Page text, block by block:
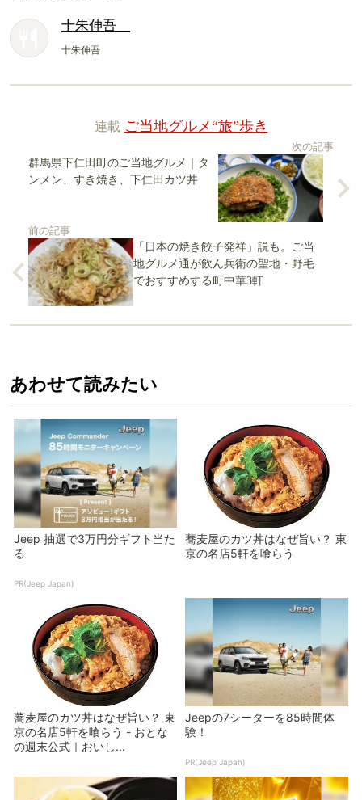
十朱伸吾
十朱伸吾
連載 ご当地グルメ“旅”歩き
次の記事
群馬県下仁田町のご当地グルメ｜タ
ンメン、すき焼き、下仁田カツ丼
前の記事
「日本の焼き餃子発祥」説も。ご当
地グルメ通が飲ん兵衛の聖地・野毛
でおすすめする町中華3軒
あわせて読みたい
Jeep 抽選で3万円分ギフト当た
る
PR(Jeep Japan)
蕎麦屋のカツ丼はなぜ旨い？ 東
京の名店5軒を喰らう
蕎麦屋のカツ丼はなぜ旨い？ 東
京の名店5軒を喰らう - おとな
の週末公式｜おいし...
Jeepの7シーターを85時間体
験！
PR(Jeep Japan)